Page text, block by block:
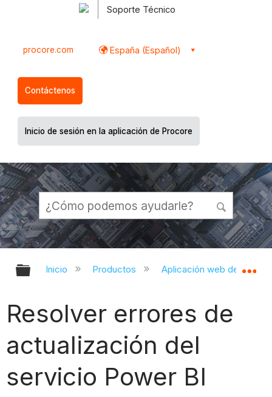
Soporte Técnico
procore.com España (Español)
Contáctenos
Inicio de sesión en la aplicación de Procore
Expandir/contraer jerarquía global
Inicio Productos Aplicación web de
Resolver errores de
actualización del
servicio Power BI